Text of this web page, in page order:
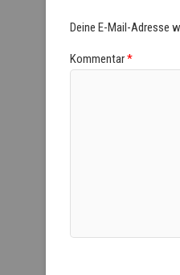
Deine E-Mail-Adresse
Kommentar*